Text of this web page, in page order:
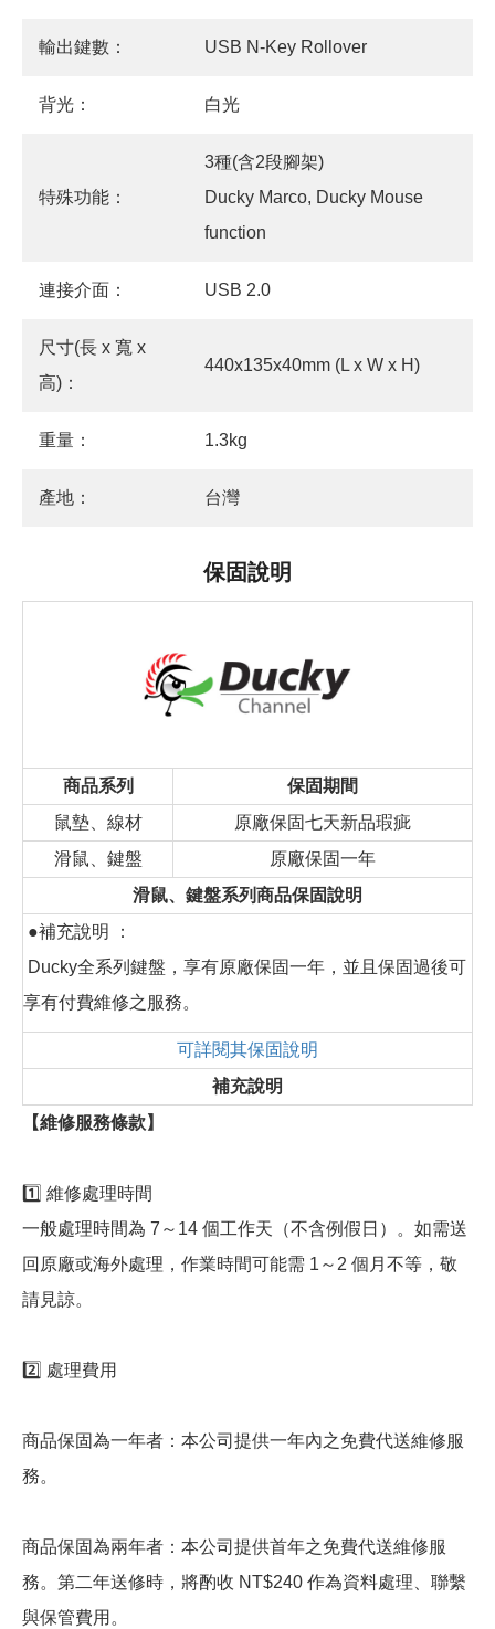
輸出鍵數： USB N-Key Rollover
背光： 白光
特殊功能：
3種(含2段腳架)
Ducky Marco, Ducky Mouse
function
連接介面： USB 2.0
尺寸(長 x 寬 x
高)：
440x135x40mm (L x W x H)
重量： 1.3kg
產地： 台灣
保固說明
商品系列
保固期間
鼠墊、線材
原廠保固七天新品瑕疵
滑鼠、鍵盤
原廠保固一年
滑鼠、鍵盤系列商品保固說明
●補充說明 ：
Ducky全系列鍵盤，享有原廠保固一年，並且保固過後可
享有付費維修之服務。
可詳閱其保固說明
補充說明
【維修服務條款】
1️⃣ 維修處理時間
一般處理時間為 7～14 個工作天（不含例假日）。如需送
回原廠或海外處理，作業時間可能需 1～2 個月不等，敬
請見諒。
2️⃣ 處理費用
商品保固為一年者：本公司提供一年內之免費代送維修服
務。
商品保固為兩年者：本公司提供首年之免費代送維修服
務。第二年送修時，將酌收 NT$240 作為資料處理、聯繫
與保管費用。